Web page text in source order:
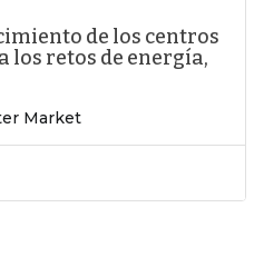
de los centros
los retos de energía,
Market